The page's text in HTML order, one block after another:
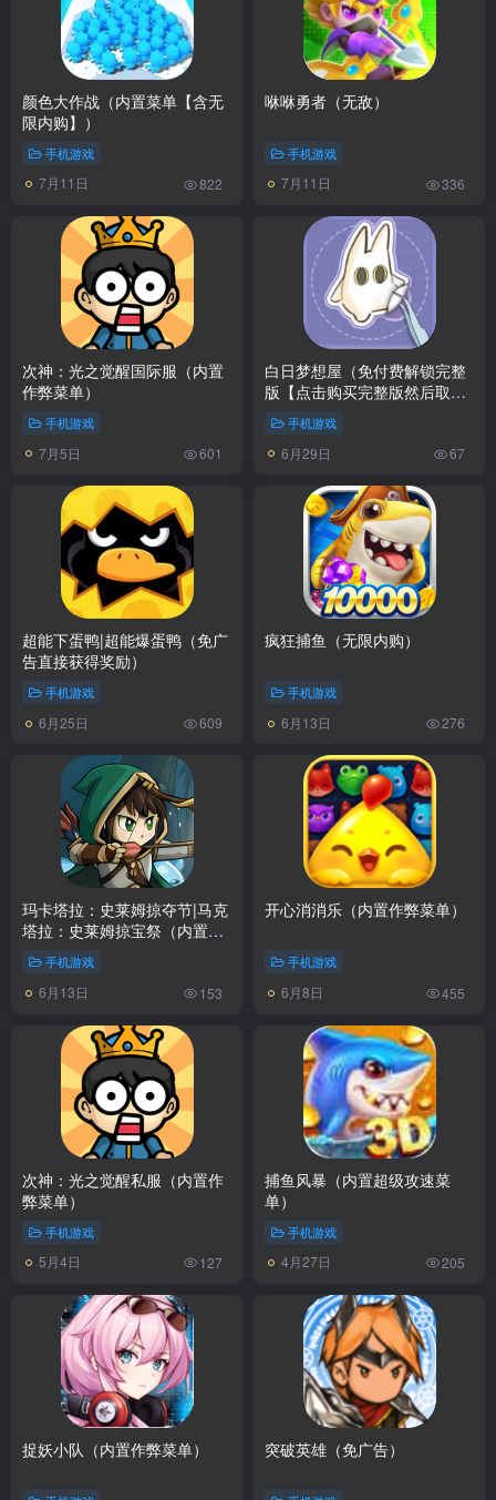
颜色大作战（内置菜单【含无
限内购】）
手机游戏
7月11日 822
咻咻勇者（无敌）
手机游戏
7月11日 336
次神：光之觉醒国际服（内置
作弊菜单）
手机游戏
7月5日 601
白日梦想屋（免付费解锁完整
版【点击购买完整版然后取消
支付返回即可】）
手机游戏
6月29日 67
超能下蛋鸭|超能爆蛋鸭（免广
告直接获得奖励）
手机游戏
6月25日 609
疯狂捕鱼（无限内购）
手机游戏
6月13日 276
玛卡塔拉：史莱姆掠夺节|马克
塔拉：史莱姆掠宝祭（内置多
功能菜单）
手机游戏
6月13日 153
开心消消乐（内置作弊菜单）
手机游戏
6月8日 455
次神：光之觉醒私服（内置作
弊菜单）
手机游戏
5月4日 127
捕鱼风暴（内置超级攻速菜
单）
手机游戏
4月27日 205
捉妖小队（内置作弊菜单） 突破英雄（免广告）